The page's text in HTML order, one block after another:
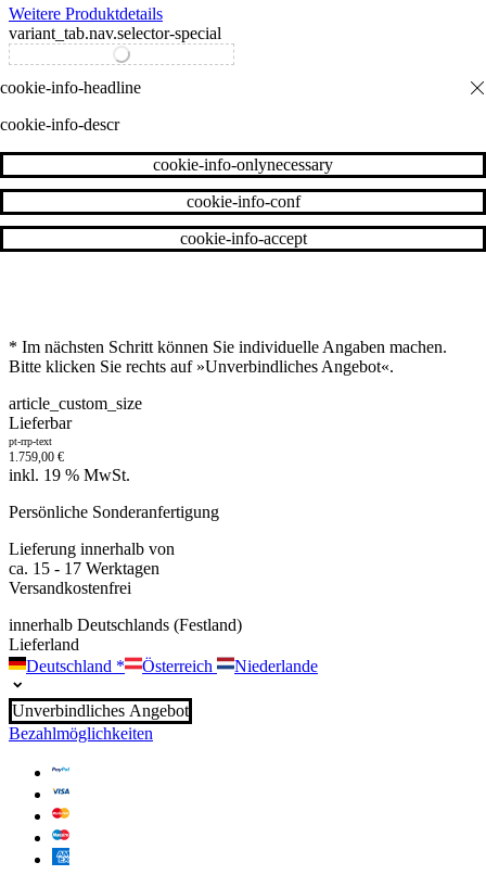
Weitere Produktdetails
variant_tab.nav.selector-special
variant_tab.nav.selector-standard
* Im nächsten Schritt können Sie individuelle Angaben machen.
Bitte klicken Sie rechts auf »Unverbindliches Angebot«.
article_custom_size
Lieferbar
pt-rrp-text
1.759,00 €
inkl. 19 % MwSt.
Persönliche Sonderanfertigung
Lieferung innerhalb von
ca. 15 - 17 Werktagen
Versandkostenfrei
innerhalb Deutschlands (Festland)
Lieferland
Deutschland * Österreich Niederlande
Unverbindliches Angebot
Bezahlmöglichkeiten
cookie-info-descr
cookie-info-accept
cookie-info-conf
cookie-info-onlynecessary